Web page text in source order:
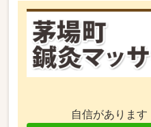
自信がありま